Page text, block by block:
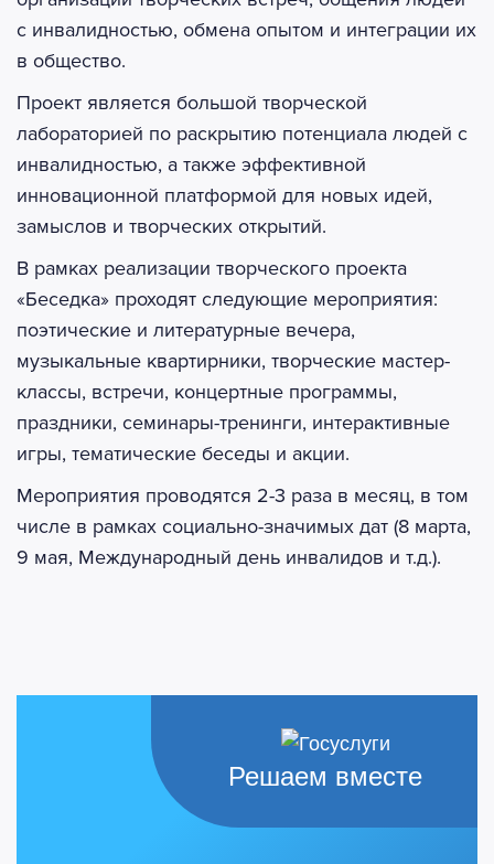
с инвалидностью, обмена опытом и интеграции их
в общество.
Проект является большой творческой
лабораторией по раскрытию потенциала людей с
инвалидностью, а также эффективной
инновационной платформой для новых идей,
замыслов и творческих открытий.
В рамках реализации творческого проекта
«Беседка» проходят следующие мероприятия:
поэтические и литературные вечера,
музыкальные квартирники, творческие мастер-
классы, встречи, концертные программы,
праздники, семинары-тренинги, интерактивные
игры, тематические беседы и акции.
Мероприятия проводятся 2-3 раза в месяц, в том
числе в рамках социально-значимых дат (8 марта,
9 мая, Международный день инвалидов и т.д.).
Решаем вместе